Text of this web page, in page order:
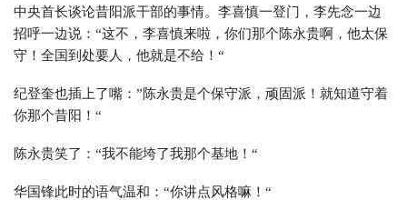
中央首长谈论昔阳派干部的事情。李喜慎一登门，李先念一边
招呼一边说：“这不，李喜慎来啦，你们那个陈永贵啊，他太保
守！全国到处要人，他就是不给！“
纪登奎也插上了嘴：”陈永贵是个保守派，顽固派！就知道守着
你那个昔阳！“
陈永贵笑了：“我不能垮了我那个基地！“
华国锋此时的语气温和：“你讲点风格嘛！“